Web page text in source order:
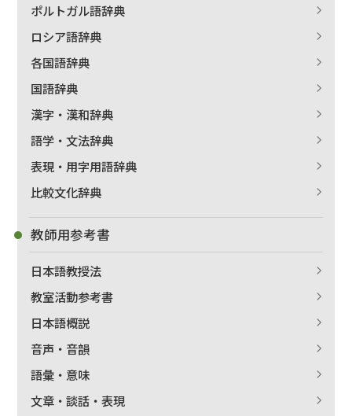
ポルトガル語辞典
ロシア語辞典
各国語辞典
国語辞典
漢字・漢和辞典
語学・文法辞典
表現・用字用語辞典
比較文化辞典
教師用参考書
日本語教授法
教室活動参考書
日本語概説
音声・音韻
語彙・意味
文章・談話・表現